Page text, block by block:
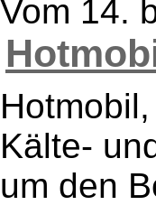
Vom 14.
Kälte-
um den